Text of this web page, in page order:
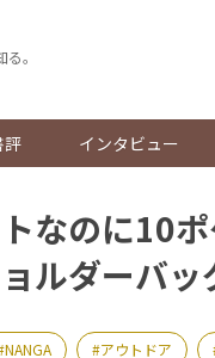
。
評 インタビュー
なのに10
ルダーバッ
NANGA アウトドア